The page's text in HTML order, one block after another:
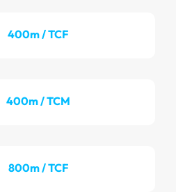
400m / TCF
400m / TCM
800m / TCF